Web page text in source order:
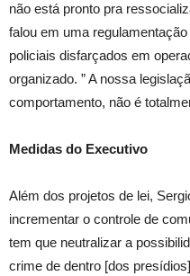
não está pronto pra
falou em uma
policiais disfarçados em
organizado. ” A nossa
comportamento, não é
Medidas do Executivo
Além dos projetos de lei,
incrementar o controle de
tem que neutralizar a
crime de dentro [dos